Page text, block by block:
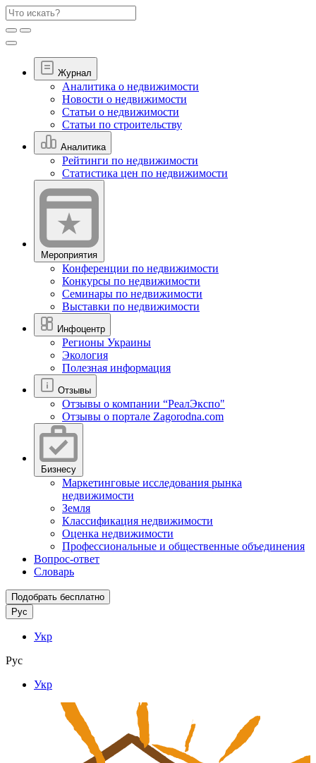
Журнал
Аналитика о недвижимости
Новости о недвижимости
Статьи о недвижимости
Статьи по строительству
Аналитика
Рейтинги по недвижимости
Статистика цен по недвижимости
Мероприятия
Конференции по недвижимости
Конкурсы по недвижимости
Семинары по недвижимости
Выставки по недвижимости
Инфоцентр
Регионы Украины
Экология
Полезная информация
Отзывы
Отзывы о компании “РеалЭкспо"
Отзывы о портале Zagorodna.com
Бизнесу
Маркетинговые исследования рынка
недвижимости
Земля
Классификация недвижимости
Оценка недвижимости
Профессиональные и общественные объединения
Вопрос-ответ
Словарь
Подобрать бесплатно
Рус
Укр
Рус
Укр